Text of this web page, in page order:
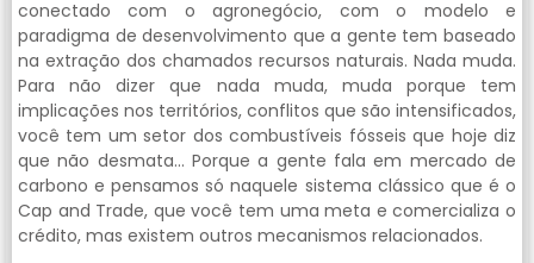
conectado com o agronegócio, com o modelo e
paradigma de desenvolvimento que a gente tem baseado
na extração dos chamados recursos naturais. Nada muda.
Para não dizer que nada muda, muda porque tem
implicações nos territórios, conflitos que são intensificados,
você tem um setor dos combustíveis fósseis que hoje diz
que não desmata… Porque a gente fala em mercado de
carbono e pensamos só naquele sistema clássico que é o
Cap and Trade, que você tem uma meta e comercializa o
crédito, mas existem outros mecanismos relacionados.